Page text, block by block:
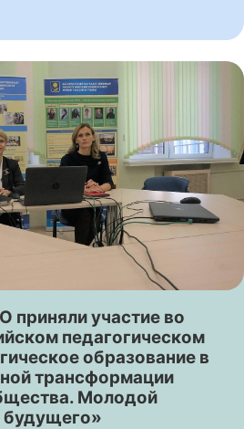
приняли участие во
педагогическом
образование в
трансформации
Молодой
будущего»